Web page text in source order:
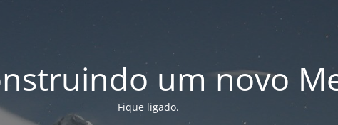
um novo
Fique ligado.